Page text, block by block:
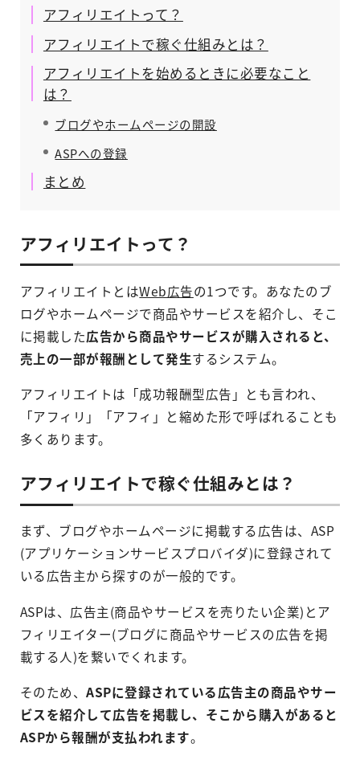
アフィリエイトって？
アフィリエイトで稼ぐ仕組みとは？
アフィリエイトを始めるときに必要なこと
は？
ブログやホームページの開設
ASPへの登録
まとめ
アフィリエイトって？
アフィリエイトとはWeb広告の1つです。あなたのブ
ログやホームページで商品やサービスを紹介し、そこ
に掲載した広告から商品やサービスが購入されると、
売上の一部が報酬として発生するシステム。
アフィリエイトは「成功報酬型広告」とも言われ、
「アフィリ」「アフィ」と縮めた形で呼ばれることも
多くあります。
アフィリエイトで稼ぐ仕組みとは？
まず、ブログやホームページに掲載する広告は、ASP
(アプリケーションサービスプロバイダ)に登録されて
いる広告主から探すのが一般的です。
ASPは、広告主(商品やサービスを売りたい企業)とア
フィリエイター(ブログに商品やサービスの広告を掲
載する人)を繋いでくれます。
そのため、ASPに登録されている広告主の商品やサー
ビスを紹介して広告を掲載し、そこから購入があると
ASPから報酬が支払われます。